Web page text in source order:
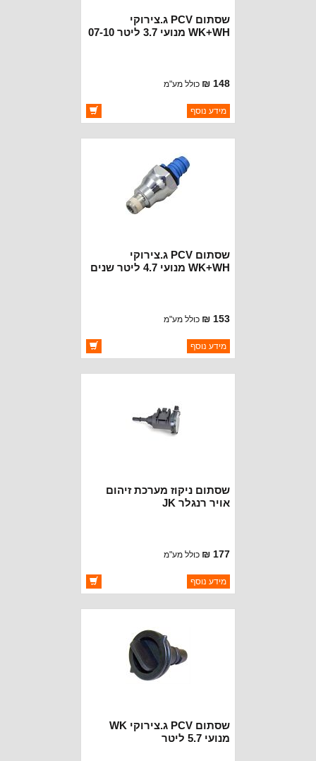
שסתום PCV ג.צירוקי
WK+WH מנועי 3.7 ליטר 07-10
148 ₪ כולל מע"מ
ברקוד: 53034065AA
יצרן:CROWN AUTOMOTIVE
מידע נוסף
שסתום PCV ג.צירוקי
WK+WH מנועי 4.7 ליטר שנים
153 ₪ כולל מע"מ
ברקוד: 53032925AC
יצרן:CROWN AUTOMOTIVE
מידע נוסף
שסתום ניקוז מערכת זיהום
אויר רנגלר JK
177 ₪ כולל מע"מ
ברקוד: 4891731AA
יצרן:MOPAR CHRYSLER
מידע נוסף
שסתום PCV ג.צירוקי WK
מנועי 5.7 ליטר